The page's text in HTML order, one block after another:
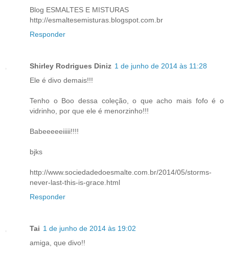
Blog ESMALTES E MISTURAS
http://esmaltesemisturas.blogspot.com.br
Responder
Shirley Rodrigues Diniz 1 de junho de 2014 às 11:28
Ele é divo demais!!!
Tenho o Boo dessa coleção, o que acho mais fofo é o
vidrinho, por que ele é menorzinho!!!
Babeeeeeiiiii!!!!
bjks
http://www.sociedadedoesmalte.com.br/2014/05/storms-
never-last-this-is-grace.html
Responder
Tai 1 de junho de 2014 às 19:02
amiga, que divo!!